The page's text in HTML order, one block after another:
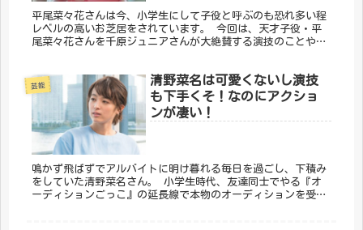
平尾菜々花さんは今、小学生にして子役と呼ぶのも恐れ多い程
レベルの高いお芝居をされています。 今回は、天才子役・平
尾菜々花さんを千原ジュニアさんが大絶賛する演技のことや、
芸能
清野菜名は可愛くないし演技
も下手くそ！なのにアクショ
ンが凄い！
鳴かず飛ばずでアルバイトに明け暮れる毎日を過ごし、下積み
をしていた清野菜名さん。 小学生時代、友達同士でやる『オ
ーディションごっこ』の延長線で本物のオーディションを受け